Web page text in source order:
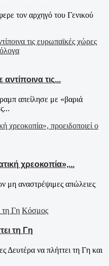
τον αρχηγό του Γενικού
τις...
απείλησε με «βαριά
χρεοκοπία»,...
μη αναστρέψιμες απώλειες
Κόσμος
τη Γη
Δευτέρα να πλήττει τη Γη και